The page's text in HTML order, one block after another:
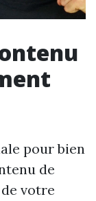
pour bien
de
votre